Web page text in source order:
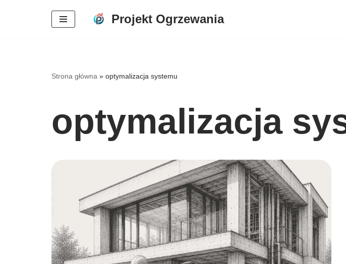
Projekt Ogrzewania
Strona główna » optymalizacja systemu
optymalizacja